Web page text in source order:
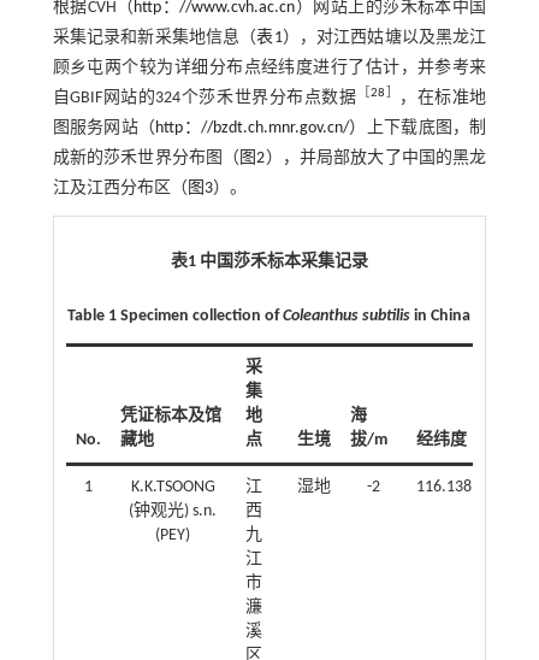
根据CVH（http：//www.cvh.ac.cn）网站上的莎禾标本中国
采集记录和新采集地信息（表1），对江西姑塘以及黑龙江
顾乡屯两个较为详细分布点经纬度进行了估计，并参考来
自GBIF网站的324个莎禾世界分布点数据 ［28
，在标准地
图服务网站（http：//bzdt.ch.mnr.gov.cn/）上下载底图，制
成新的莎禾世界分布图（ 图2），并局部放大了中国的黑龙
江及江西分布区（ 图3）。
表1 中国莎禾标本采集记录
Table 1 Specimen collection ofColeanthus subtilis in China
No.
凭证标本及馆
藏地
采
集
地
点
生境
海
拔/m
经纬度
1
K.K.TSOONG
(钟观光) s.n.
(PEY)
江
西
九
江
市
濂
溪
区
湿地 -2